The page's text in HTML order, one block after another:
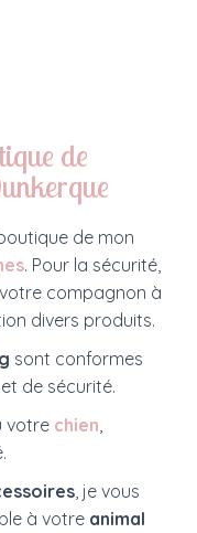
de
de mon
. Pour la sécurité,
compagnon à
divers produits.
sont conformes
de sécurité.
votre chien
, je vous
à votre animal